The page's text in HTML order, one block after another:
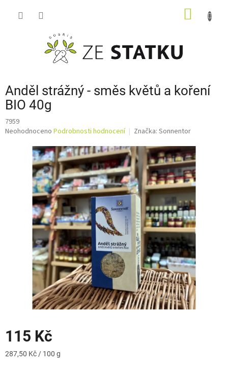
Anděl strážný - směs květů a koření
BIO 40g
7959
Průměrné
produktu
hvězdiček.
Neohodnoceno Podrobnosti hodnocení Značka: Sonnentor
115 Kč
Měrná
287,50 Kč / 100 g